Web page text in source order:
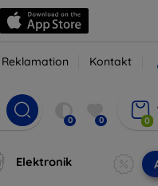
Reklamation Kontakt
0 0 0
Elektronik